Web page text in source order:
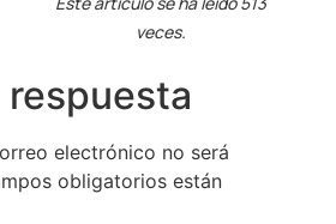
veces.
respuesta
electrónico no será
obligatorios están